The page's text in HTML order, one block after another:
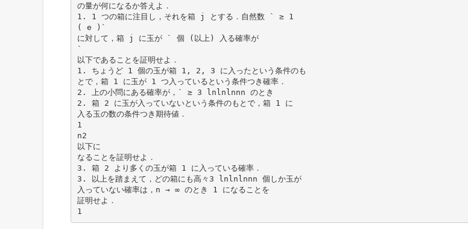
の量が何になるか答えよ．
1. 1 つの箱に注目し，それを箱 j とする．自然数 ` ≥ 1
( e )`
に対して，箱 j に玉が ` 個 (以上) 入る確率が
`
以下であることを証明せよ．
1. ちょうど 1 個の玉が箱 1, 2, 3 に入ったという条件のも
とで，箱 1 に玉が 1 つ入っているという条件つき確率．
2. 上の小問にある確率が，` ≥ 3 lnlnlnnn のとき
2. 箱 2 に玉が入っていないという条件のもとで，箱 1 に
入る玉の数の条件つき期待値．
1
n2
以下に
なることを証明せよ．
3. 箱 2 より多くの玉が箱 1 に入っている確率．
3. 以上を踏まえて，どの箱にも高々3 lnlnlnnn 個しか玉が
入っていない確率は，n → ∞ のとき 1 になることを
証明せよ．